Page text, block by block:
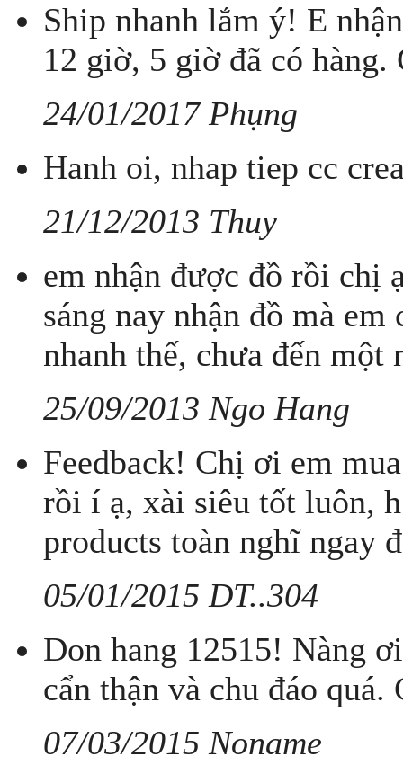
Ship nhanh lắm ý! E
12 giờ, 5 giờ đã có hàng.
24/01/2017 Phụng
Hanh oi, nhap tiep cc
21/12/2013 Thuy
em nhận được đồ rồi chị
sáng nay nhận đồ mà
nhanh thế, chưa đến một
25/09/2013 Ngo Hang
Feedback! Chị ơi em
rồi í ạ, xài siêu tốt luôn,
products toàn nghĩ ngay
05/01/2015 DT..304
Don hang 12515! Nàng
cẩn thận và chu đáo quá.
07/03/2015 Noname